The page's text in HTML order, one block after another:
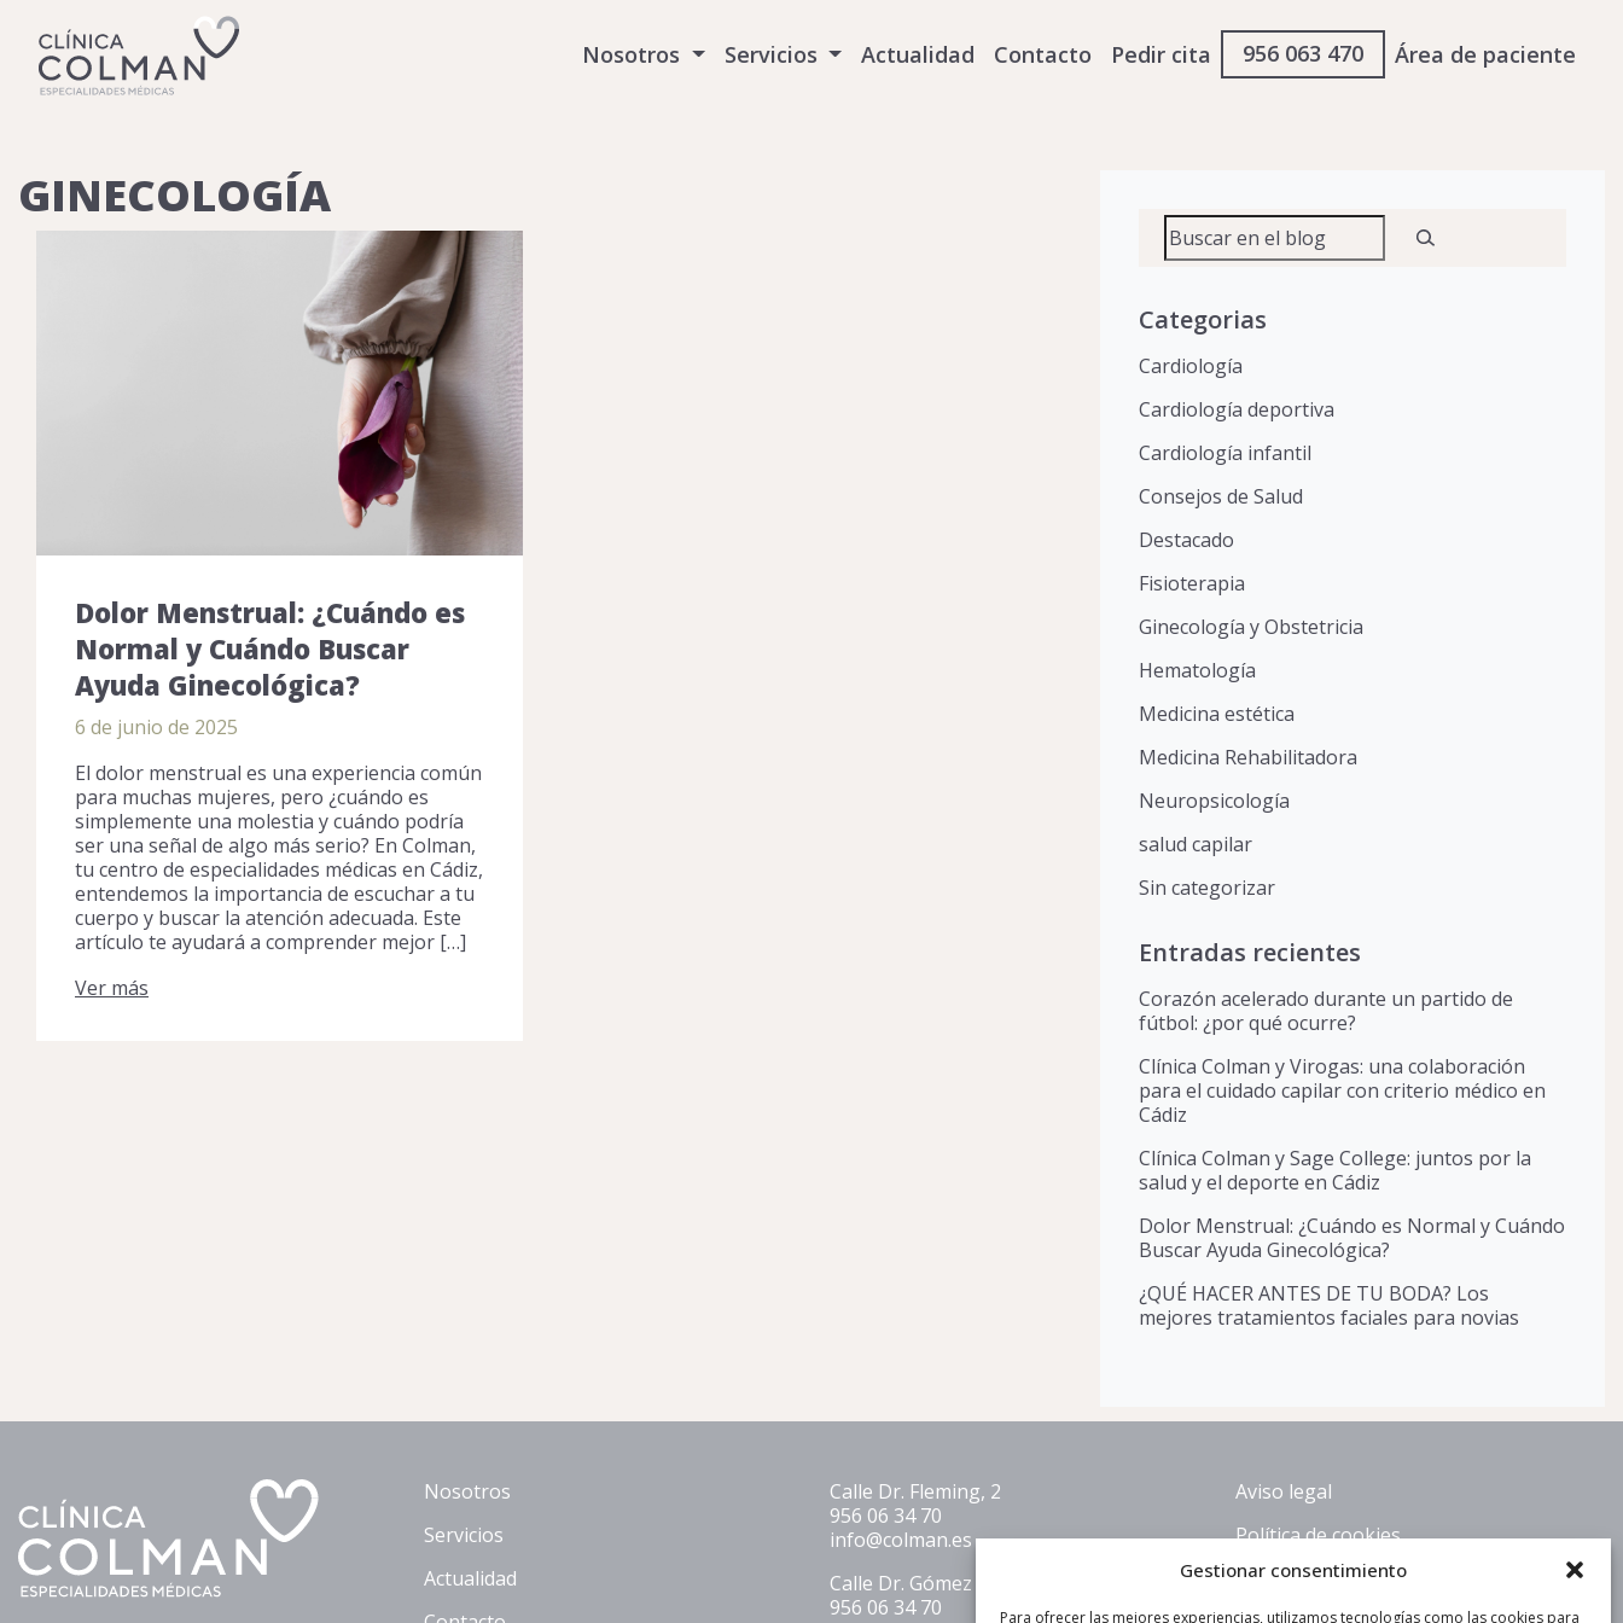
Gestionar consentimiento
Para ofrecer las mejores experiencias, utilizamos tecnologías como las cookies para
Nosotros Servicios Actualidad Contacto Pedir cita 956 063 470 Área de paciente
GINECOLOGÍA
Dolor Menstrual: ¿Cuándo es
Normal y Cuándo Buscar
Ayuda Ginecológica?
6 de junio de 2025
El dolor menstrual es una experiencia común
para muchas mujeres, pero ¿cuándo es
simplemente una molestia y cuándo podría
ser una señal de algo más serio? En Colman,
tu centro de especialidades médicas en Cádiz,
entendemos la importancia de escuchar a tu
cuerpo y buscar la atención adecuada. Este
artículo te ayudará a comprender mejor […]
Ver más
Buscar
Categorias
Cardiología
Cardiología deportiva
Cardiología infantil
Consejos de Salud
Destacado
Fisioterapia
Ginecología y Obstetricia
Hematología
Medicina estética
Medicina Rehabilitadora
Neuropsicología
salud capilar
Sin categorizar
Entradas recientes
Corazón acelerado durante un partido de
fútbol: ¿por qué ocurre?
Clínica Colman y Virogas: una colaboración
para el cuidado capilar con criterio médico en
Cádiz
Clínica Colman y Sage College: juntos por la
salud y el deporte en Cádiz
Dolor Menstrual: ¿Cuándo es Normal y Cuándo
Buscar Ayuda Ginecológica?
¿QUÉ HACER ANTES DE TU BODA? Los
mejores tratamientos faciales para novias
Nosotros
Servicios
Actualidad
Calle Dr. Fleming, 2
956 06 34 70
info@colman.es
Calle Dr. Gómez Plana 1 L.16
956 06 34 70
Aviso legal
Política de cookies